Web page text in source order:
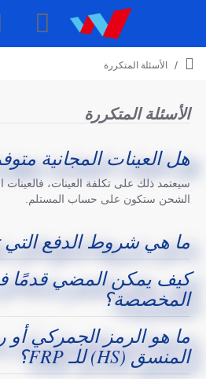
الأسئلة المتكررةe
الأسئلة المتكررة
هل العينات المجانية
سيعتمد ذلك على تكلفة العينات، فالعينات
الشحن ستكون على حساب المستلم.
ما هي شروط الدفع التي
كيف يمكن المضي قدمًا
المخصصة؟
ما هو الرمز الجمركي أو
المنسق (HS) للـ FRP؟